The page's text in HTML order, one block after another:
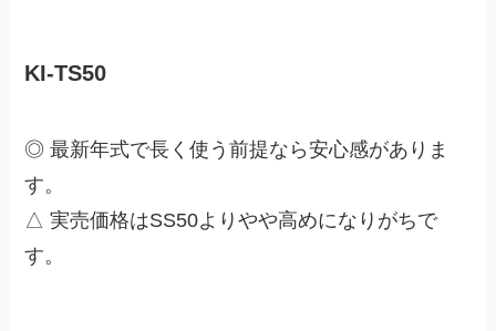
KI-TS50
◎ 最新年式で長く使う前提なら安心感がありま
す。
△ 実売価格はSS50よりやや高めになりがちで
す。